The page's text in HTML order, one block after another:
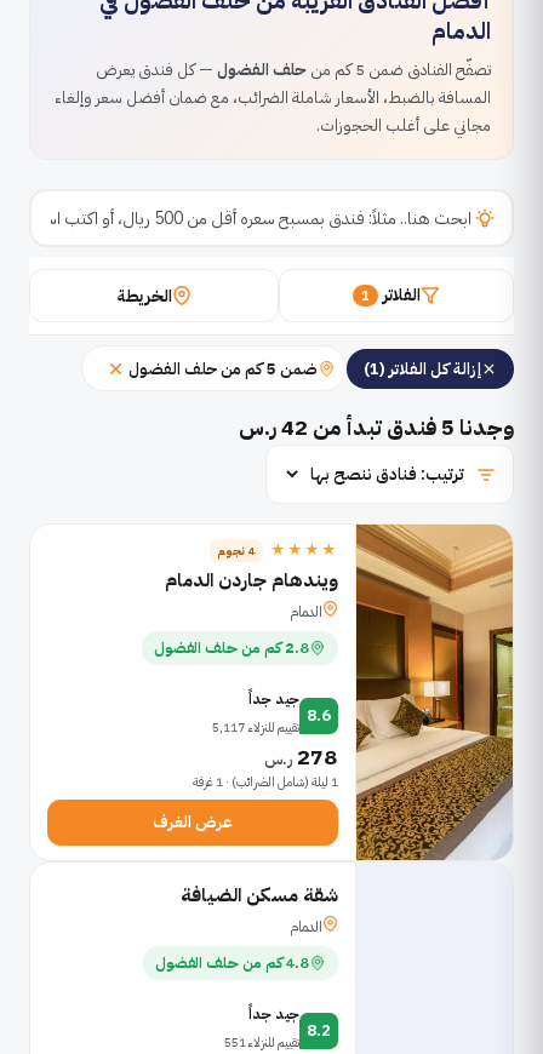
الدمام
تصفّح الفنادق ضمن 5 كم من حلف الفضول— كل فندق يعرض
المسافة بالضبط، الأسعار شاملة الضرائب، مع ضمان أفضل سعر وإلغاء
مجاني على أغلب الحجوزات.
الفلاتر 1 الخريطة
إزالة كل الفلاتر (1) ضمن 5 كم من حلف الفضول
وجدنا 5فندق تبدأ من 42 ر.س
★★★★ 4 نجوم
ويندهام جاردن الدمام
الدمام
2.8 كم من حلف الفضول
8.6
جيد جداً
تقييم للنزلاء 5,117
278 ر.س
1 ليلة (شامل الضرائب) · 1 غرفة
عرض الغرف
شقة مسكن الضيافة
الدمام
4.8 كم من حلف الفضول
8.2
جيد جداً
تقييم للنزلاء 551